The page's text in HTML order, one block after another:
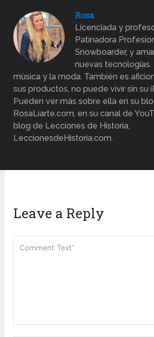
Rosa
Licenciada y
Patinadora
Snowboarder, y
nuevas tecnologías.
música y la moda. También es
sus productos, no puede vivir sin su
Pueden ver más sobre ella en su
RosaLiarte.com, en su canal de
blog de Lecciones de Historia,
LeccionesdeHistoria.com.
Leave a Reply